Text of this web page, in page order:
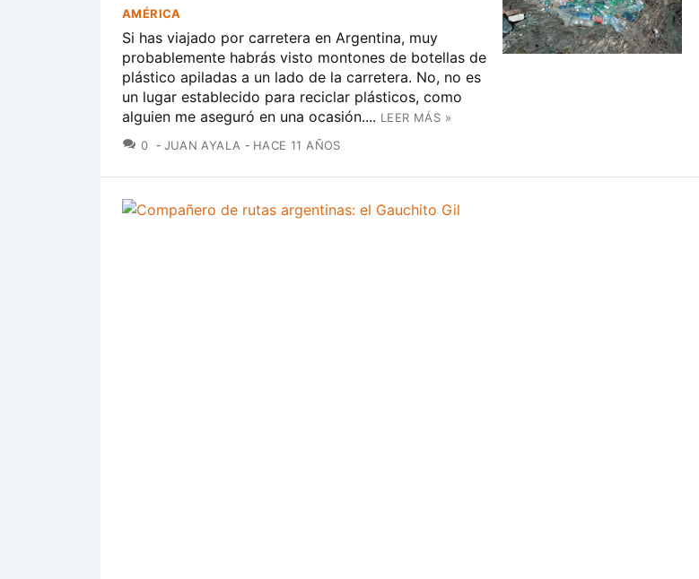
AMÉRICA
Si has viajado por carretera en Argentina, muy
probablemente habrás visto montones de botellas de
plástico apiladas a un lado de la carretera. No, no es
un lugar establecido para reciclar plásticos, como
alguien me aseguró en una ocasión.... LEER MÁS »
0 COMENTARIOS
JUAN AYALA HACE 11 AÑOS